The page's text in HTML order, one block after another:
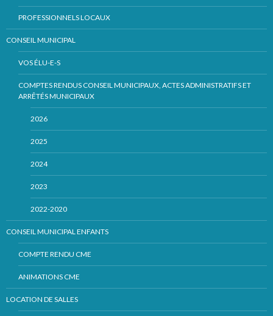
PROFESSIONNELS LOCAUX
CONSEIL MUNICIPAL
VOS ÉLU-E-S
COMPTES RENDUS CONSEIL MUNICIPAUX, ACTES ADMINISTRATIFS ET
ARRÊTÉS MUNICIPAUX
2026
2025
2024
2023
2022-2020
CONSEIL MUNICIPAL ENFANTS
COMPTE RENDU CME
ANIMATIONS CME
LOCATION DE SALLES